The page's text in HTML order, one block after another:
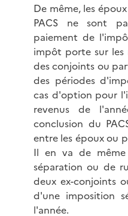
De même, les
PACS ne sont
paiement de
impôt porte sur
des conjoints ou
des périodes
cas d'option pour
revenus de
conclusion du
entre les époux ou
Il en va de
séparation ou de
deux ex-conjoints
d'une imposition
l'année.